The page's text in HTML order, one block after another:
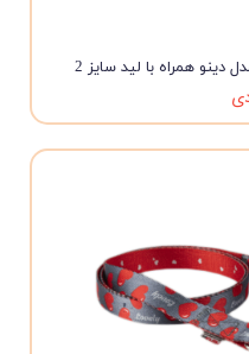
همراه با لید سایز 2